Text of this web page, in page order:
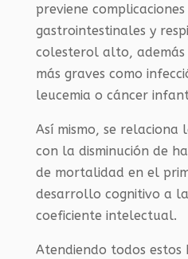
previene
gastrointestinales y
colesterol alto, además
más graves como
leucemia o cáncer
Así mismo, se
con la disminución de
de mortalidad en el
desarrollo cognitivo a
coeficiente intelectual.
Atendiendo todos estos